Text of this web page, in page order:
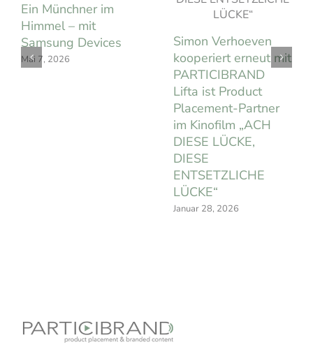
Ein Münchner im
Himmel – mit
Samsung Devices
Mai 7, 2026
Simon Verhoeven
kooperiert erneut mit
PARTICIBRAND
Lifta ist Product
Placement-Partner
im Kinofilm „ACH
DIESE LÜCKE,
DIESE
ENTSETZLICHE
LÜCKE“
Januar 28, 2026